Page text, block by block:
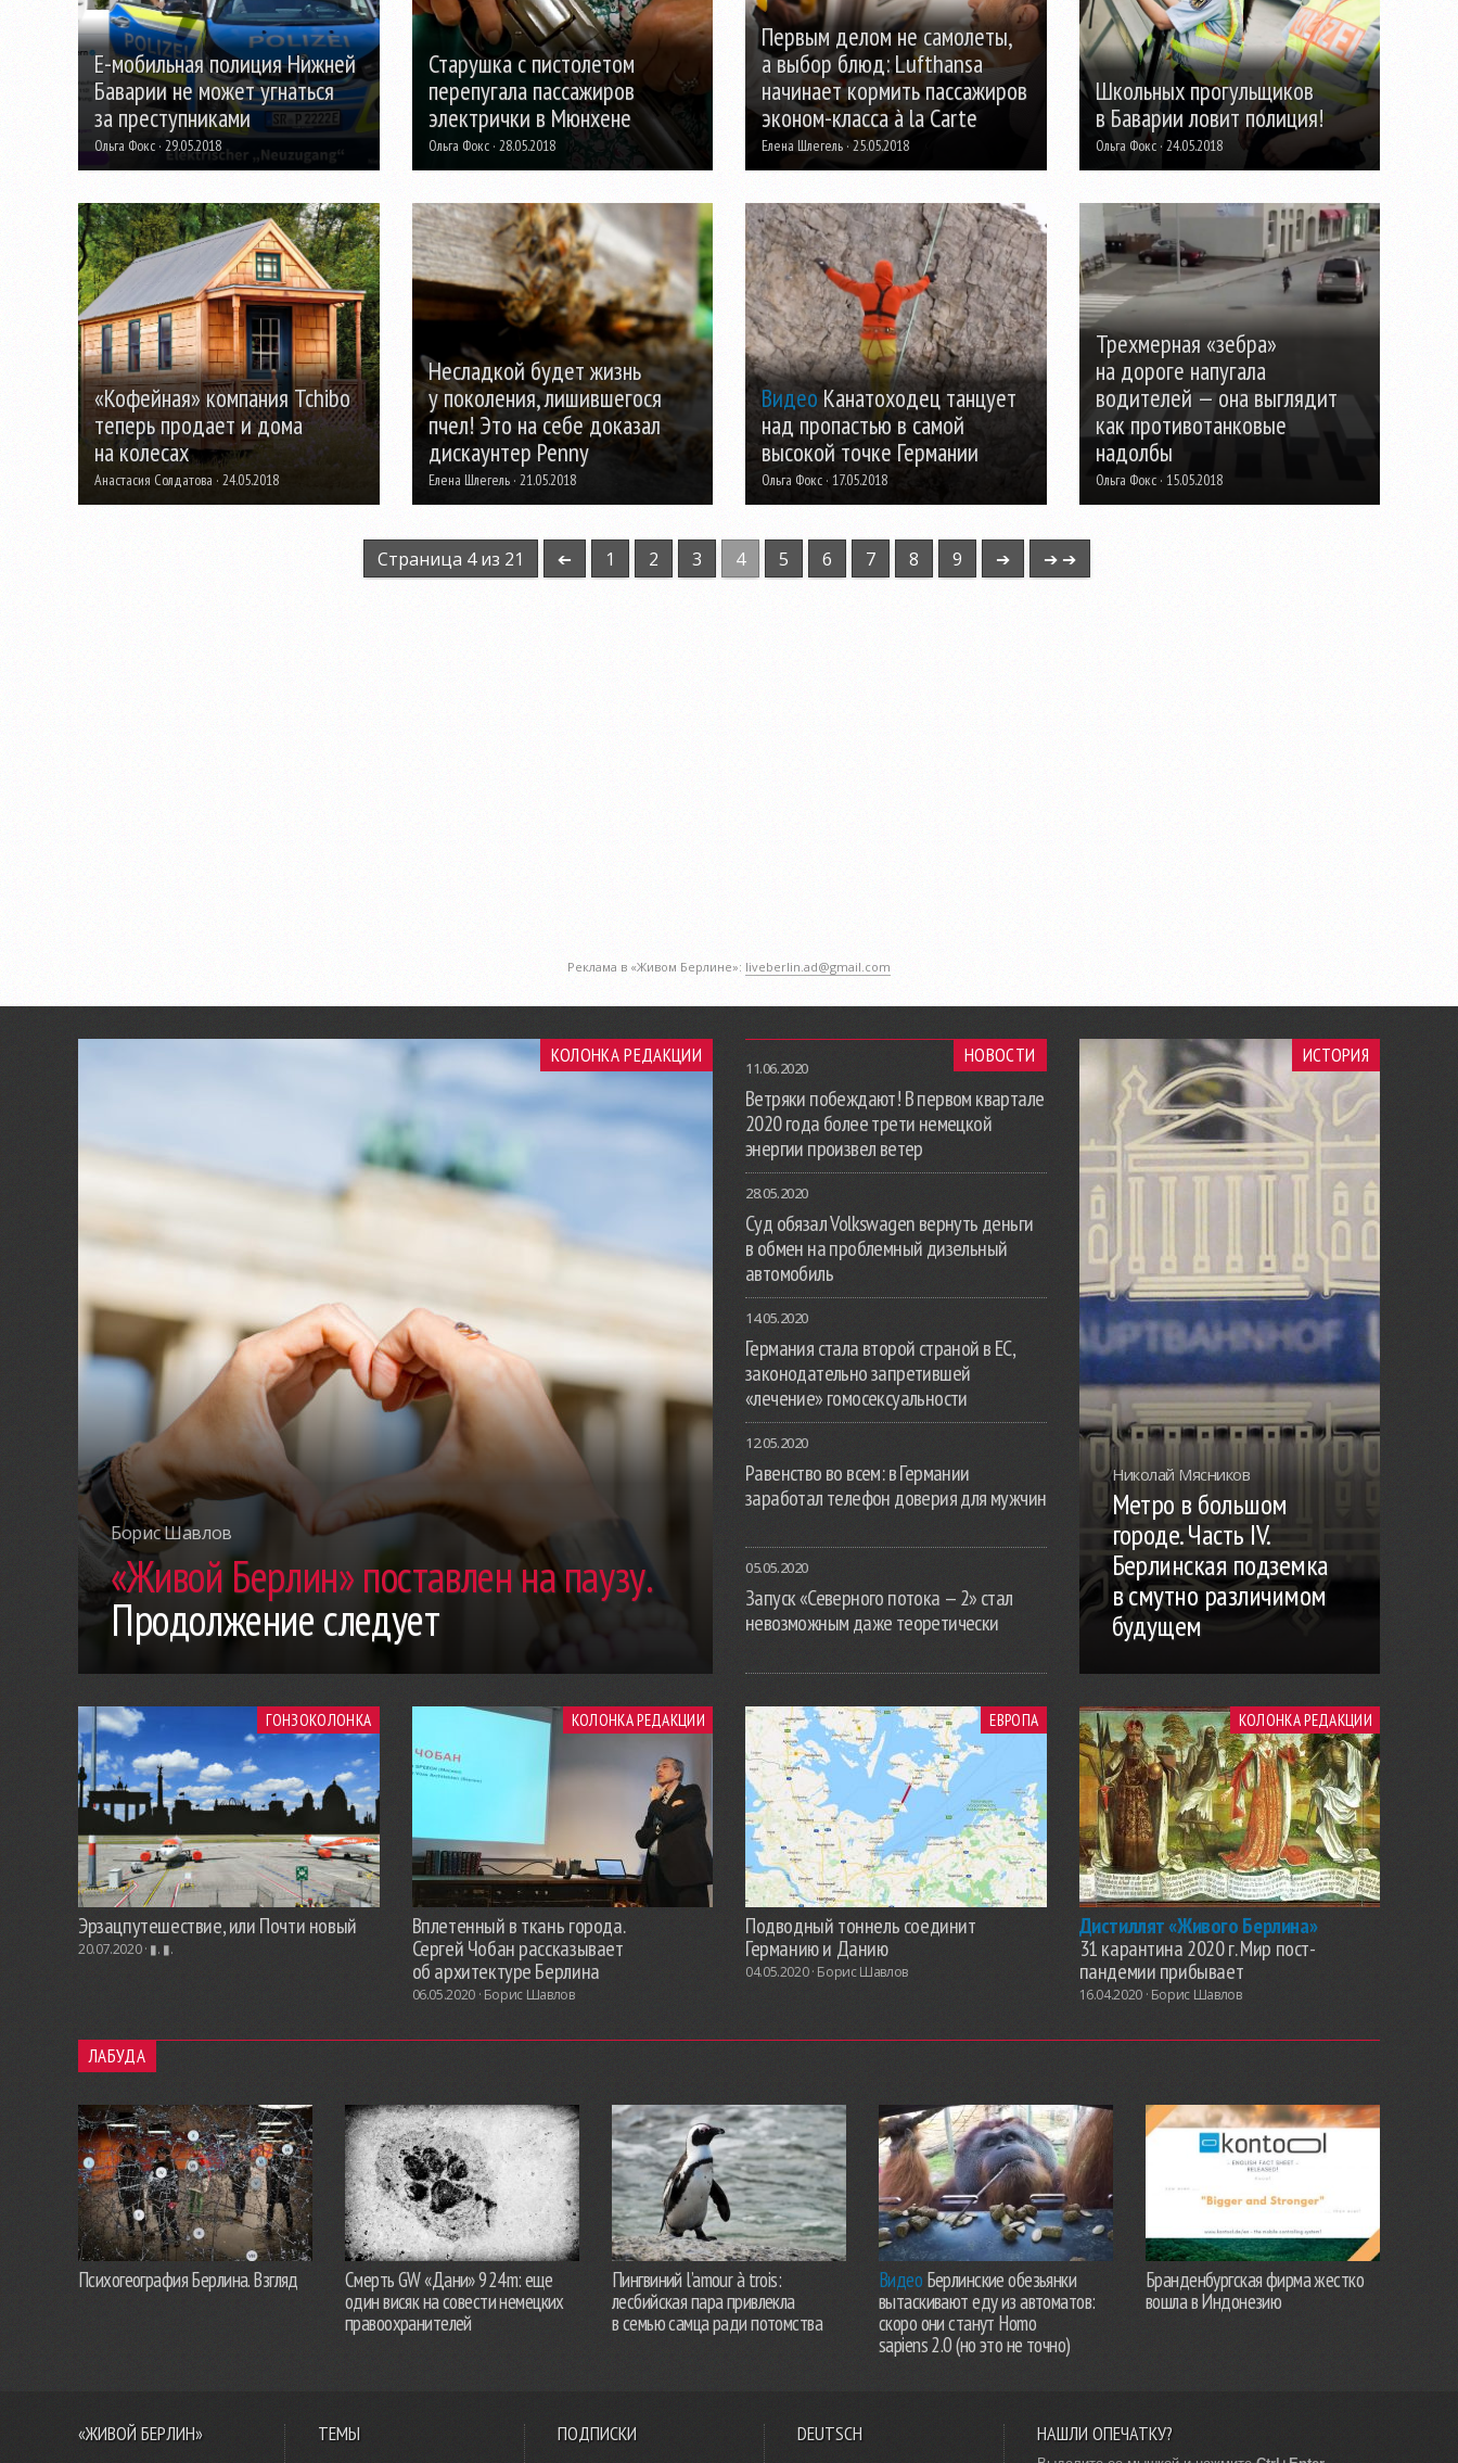
Е-мобильная полиция Нижней
Баварии не может угнаться
за преступниками
Ольга Фокс · 29.05.2018
Старушка с пистолетом
перепугала пассажиров
электрички в Мюнхене
Ольга Фокс · 28.05.2018
Первым делом не самолеты,
а выбор блюд: Lufthansa
начинает кормить пассажиров
эконом-класса à la Carte
Елена Шлегель · 25.05.2018
Школьных прогульщиков
в Баварии ловит полиция!
Ольга Фокс · 24.05.2018
«Кофейная» компания Tchibo
теперь продает и дома
на колесах
Анастасия Солдатова · 24.05.2018
Несладкой будет жизнь
у поколения, лишившегося
пчел! Это на себе доказал
дискаунтер Penny
Елена Шлегель · 21.05.2018
Видео Канатоходец танцует
над пропастью в самой
высокой точке Германии
Ольга Фокс · 17.05.2018
Трехмерная «зебра»
на дороге напугала
водителей — она выглядит
как противотанковые
надолбы
Ольга Фокс · 15.05.2018
Страница 4 из 21 ➔ 1 2 3 4 5 6 7 8 9 ➔ ➔ ➔
Реклама в «Живом Берлине»: liveberlin.ad@gmail.com
КОЛОНКА РЕДАКЦИИ
Борис Шавлов
«Живой Берлин» поставлен на паузу.
Продолжение следует
НОВОСТИ
11.06.2020
Ветряки побеждают! В первом квартале
2020 года более трети немецкой
энергии произвел ветер
28.05.2020
Суд обязал Volkswagen вернуть деньги
в обмен на проблемный дизельный
автомобиль
14.05.2020
Германия стала второй страной в ЕС,
законодательно запретившей
«лечение» гомосексуальности
12.05.2020
Равенство во всем: в Германии
заработал телефон доверия для мужчин
05.05.2020
Запуск «Северного потока — 2» стал
невозможным даже теоретически
ИСТОРИЯ
Николай Мясников
Метро в большом
городе. Часть IV.
Берлинская подземка
в смутно различимом
будущем
ГОНЗОКОЛОНКА
Эрзацпутешествие, или Почти новый
20.07.2020 · ▮. ▮.
КОЛОНКА РЕДАКЦИИ
Вплетенный в ткань города.
Сергей Чобан рассказывает
об архитектуре Берлина
06.05.2020 · Борис Шавлов
ЕВРОПА
Подводный тоннель соединит
Германию и Данию
04.05.2020 · Борис Шавлов
КОЛОНКА РЕДАКЦИИ
Дистиллят «Живого Берлина»
31 карантина 2020 г. Мир пост-
пандемии прибывает
16.04.2020 · Борис Шавлов
ЛАБУДА
Психогеография Берлина. Взгляд
Смерть GW «Дани» 924m: еще
один висяк на совести немецких
правоохранителей
Пингвиний l’amour à trois:
лесбийская пара привлекла
в семью самца ради потомства
Видео Берлинские обезьянки
вытаскивают еду из автоматов:
скоро они станут Homo
sapiens 2.0 (но это не точно)
Бранденбургская фирма жестко
вошла в Индонезию
«ЖИВОЙ БЕРЛИН» ТЕМЫ ПОДПИСКИ DEUTSCH НАШЛИ ОПЕЧАТКУ?